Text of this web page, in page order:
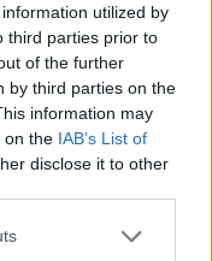
utilized by
third parties prior to
of the further
by third parties on the
information may
on the IAB’s List of
disclose it to other
or more Google
Méndez, Alberto
con subidas
brasileño tras
y medio fuera.
14 de
rendimiento en la